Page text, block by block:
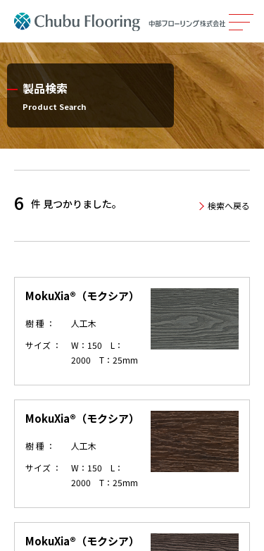
製品情報
カタログ
施工事例
サステナビリティ
ニュース
お問い合わせ
製品検索
Product Search
6 件 見つかりました。 検索へ戻る
MokuXia®（モクシア）
樹 種 ：
人工木
サイズ ：
W：150 L：
2000 T：25mm
MokuXia®（モクシア）
樹 種 ：
人工木
サイズ ：
W：150 L：
2000 T：25mm
MokuXia®（モクシア）